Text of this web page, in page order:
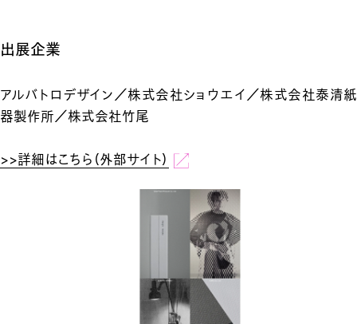
出展企業
アルバトロデザイン／株式会社ショウエイ／株式会社泰清紙
器製作所／株式会社竹尾
>>詳細はこちら（外部サイト）